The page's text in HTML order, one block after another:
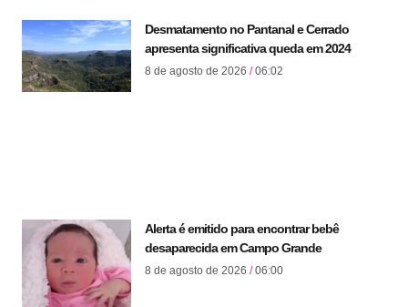
Desmatamento no Pantanal e Cerrado
apresenta significativa queda em 2024
8 de agosto de 2026 06:02
Alerta é emitido para encontrar bebê
desaparecida em Campo Grande
8 de agosto de 2026 06:00